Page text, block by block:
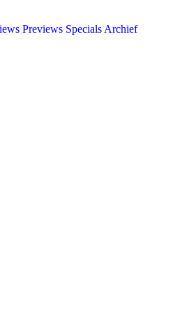
Previews Specials Archief